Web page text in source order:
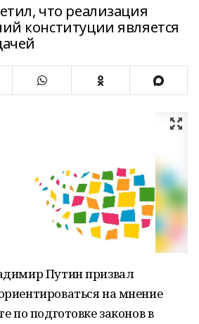
что реализация
конституции является
Путин призвал
на мнение
по подготовке законов в